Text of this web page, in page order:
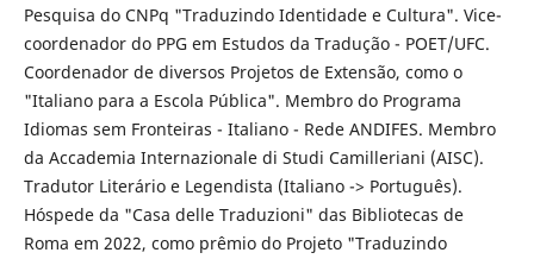
Pesquisa do CNPq "Traduzindo Identidade e Cultura". Vice-
coordenador do PPG em Estudos da Tradução - POET/UFC.
Coordenador de diversos Projetos de Extensão, como o
"Italiano para a Escola Pública". Membro do Programa
Idiomas sem Fronteiras - Italiano - Rede ANDIFES. Membro
da Accademia Internazionale di Studi Camilleriani (AISC).
Tradutor Literário e Legendista (Italiano -> Português).
Hóspede da "Casa delle Traduzioni" das Bibliotecas de
Roma em 2022, como prêmio do Projeto "Traduzindo